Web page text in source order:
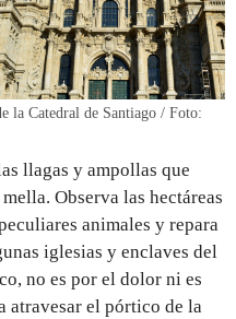
la Catedral de Santiago / Foto:
llagas y ampollas que
Observa las hectáreas
animales y repara
iglesias y enclaves del
no es por el dolor ni es
atravesar el pórtico de la